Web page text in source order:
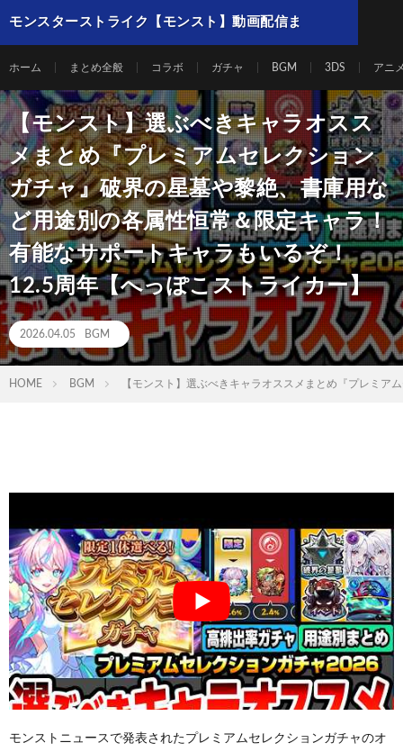
モンスターストライク【モンスト】動画配信ま
ホーム まとめ全般 コラボ ガチャ BGM 3DS アニ
【モンスト】選ぶべきキャラオスス
メまとめ『プレミアムセレクション
ガチャ』破界の星墓や黎絶、書庫用な
ど用途別の各属性恒常＆限定キャラ！
有能なサポートキャラもいるぞ！
12.5周年【へっぽこストライカー】
2026.04.05 BGM
HOME BGM 【モンスト】選ぶべきキャラオススメまとめ『プレミ
モンストニュースで発表されたプレミアムセレクションガチャのオ